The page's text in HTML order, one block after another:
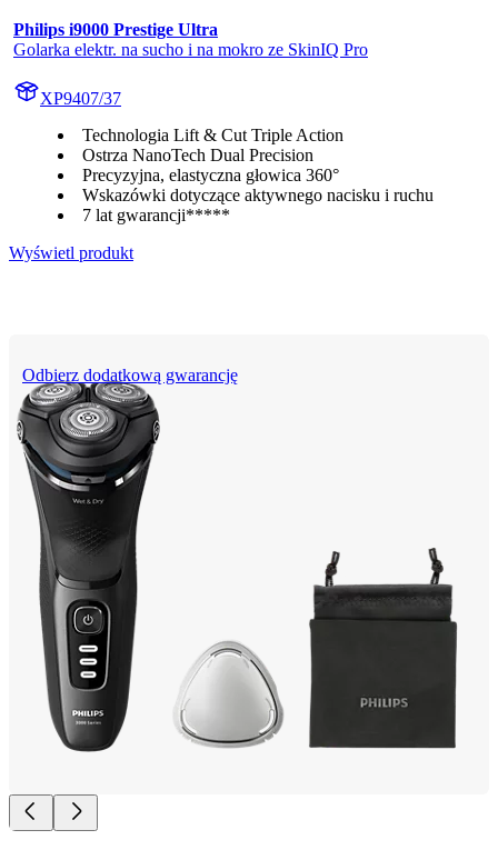
Philips i9000 Prestige Ultra
Golarka elektr. na sucho i na mokro ze SkinIQ Pro
XP9407/37
Technologia Lift & Cut Triple Action
Ostrza NanoTech Dual Precision
Precyzyjna, elastyczna głowica 360°
Wskazówki dotyczące aktywnego nacisku i ruchu
7 lat gwarancji*****
Wyświetl produkt
Odbierz dodatkową gwarancję